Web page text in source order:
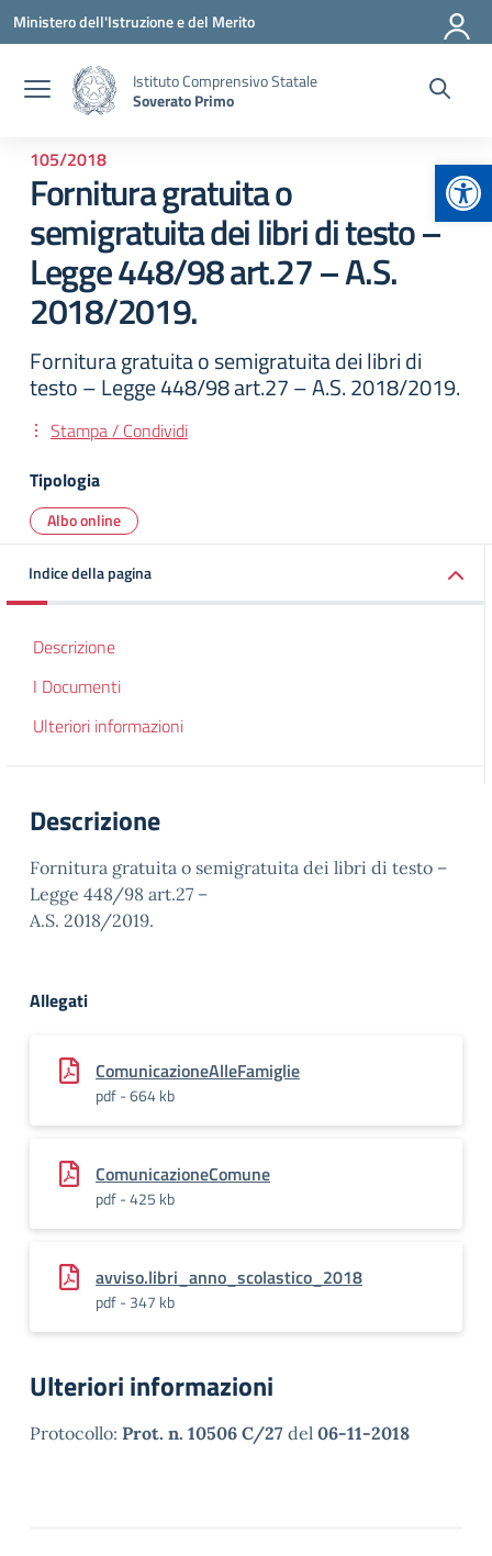
Vai ai contenuti
Vai al menu di navigazione
Vai al footer
Ministero dell'Istruzione e del Merito
Istituto Comprensivo Statale
Soverato Primo
105/2018
Fornitura gratuita o
semigratuita dei libri di testo –
Legge 448/98 art.27 – A.S.
2018/2019.
Fornitura gratuita o semigratuita dei libri di
testo – Legge 448/98 art.27 – A.S. 2018/2019.
Stampa / Condividi
Tipologia
Albo online
Indice della pagina
Descrizione
I Documenti
Ulteriori informazioni
Descrizione
Fornitura gratuita o semigratuita dei libri di testo –
Legge 448/98 art.27 –
A.S. 2018/2019.
Allegati
ComunicazioneAlleFamiglie
pdf - 664 kb
ComunicazioneComune
pdf - 425 kb
avviso.libri_anno_scolastico_2018
pdf - 347 kb
Ulteriori informazioni
Protocollo: Prot. n. 10506 C/27 del 06-11-2018